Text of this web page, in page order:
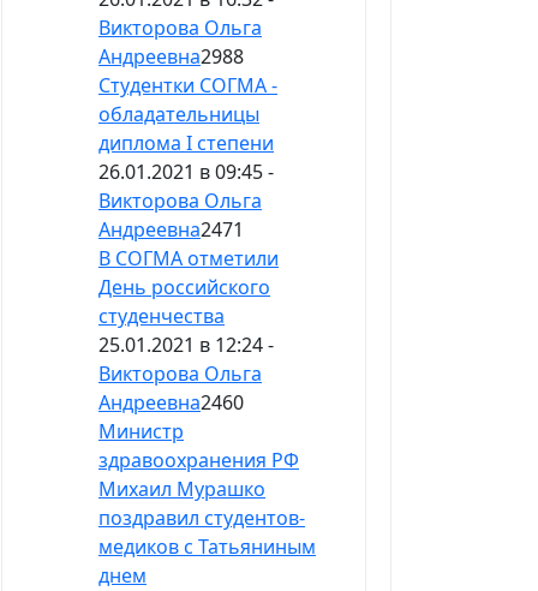
Викторова Ольга
Андреевна2988
Студентки СОГМА -
обладательницы
диплома I cтепени
26.01.2021 в 09:45 -
Викторова Ольга
Андреевна2471
В СОГМА отметили
День российского
студенчества
25.01.2021 в 12:24 -
Викторова Ольга
Андреевна2460
Министр
здравоохранения РФ
Михаил Мурашко
поздравил студентов-
медиков с Татьяниным
днем